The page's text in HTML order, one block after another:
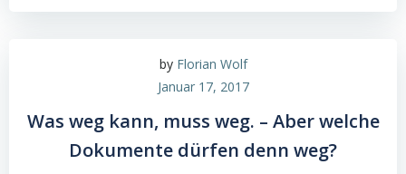
by Florian Wolf
Januar 17, 2017
Was weg kann, muss weg. – Aber welche
Dokumente dürfen denn weg?